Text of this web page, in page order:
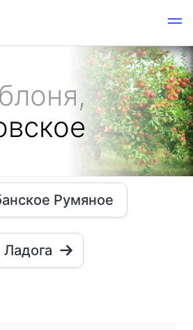
Румяное
Ладога